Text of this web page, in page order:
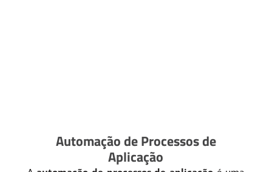
Automação de Processos de
Aplicação